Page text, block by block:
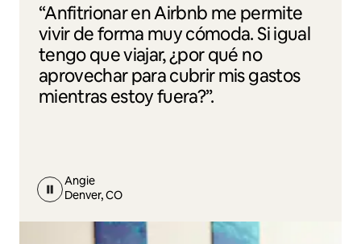
“Anfitrionar en Airbnb me permite
vivir de forma muy cómoda. Si igual
tengo que viajar, ¿por qué no
aprovechar para cubrir mis gastos
mientras estoy fuera?”.
Angie
Denver, CO